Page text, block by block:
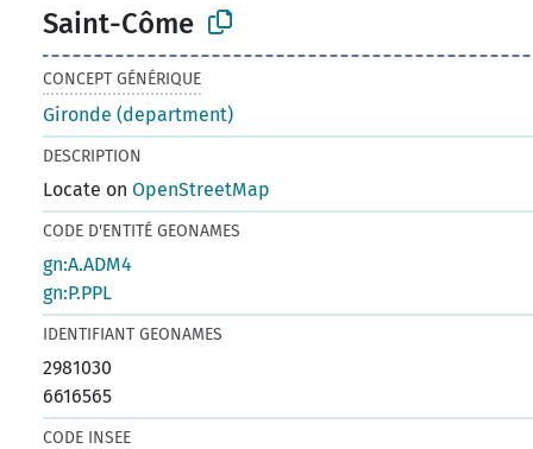
Saint-Côme
CONCEPT GÉNÉRIQUE
Gironde (department)
DESCRIPTION
Locate onOpenStreetMap
CODE D'ENTITÉ GEONAMES
gn:A.ADM4
gn:P.PPL
IDENTIFIANT GEONAMES
2981030
6616565
CODE INSEE